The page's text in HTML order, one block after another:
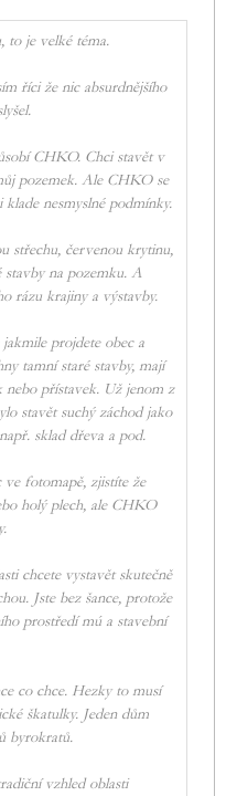
to je velké téma.
říci že nic absurdnějšího
CHKO. Chci stavět v
pozemek. Ale CHKO se
nesmyslné podmínky.
střechu, červenou krytinu,
stavby na pozemku. A
rázu krajiny a výstavby.
projdete obec a
tamní staré stavby, mají
nebo přístavek. Už jenom z
stavět suchý záchod jako
sklad dřeva a pod.
ve fotomapě, zjistíte že
holý plech, ale CHKO
chcete vystavět skutečně
Jste bez šance, protože
prostředí mú a stavební
co chce. Hezky to musí
škatulky. Jeden dům
byrokratů.
vzhled oblasti